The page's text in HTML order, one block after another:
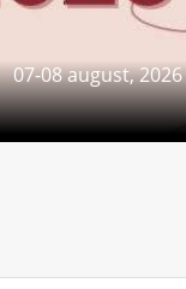
07-08 august, 2026